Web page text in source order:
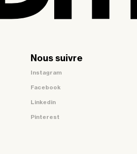
Nous suivre
Instagram
Facebook
Linkedin
Pinterest